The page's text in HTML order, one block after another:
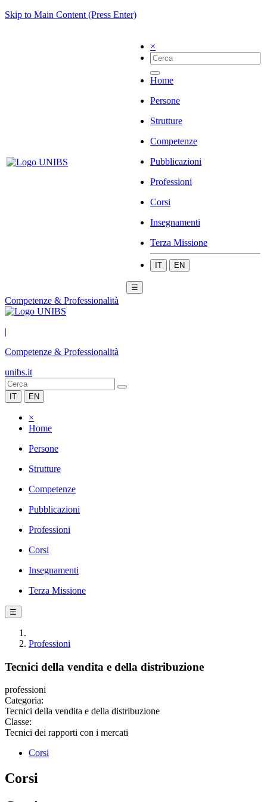
Skip to Main Content (Press Enter)
×
Home
Persone
Strutture
Competenze
Pubblicazioni
Professioni
Corsi
Insegnamenti
Terza Missione
IT EN
☰
Competenze & Professionalità
|
Competenze & Professionalità
unibs.it
IT EN
×
Home
Persone
Strutture
Competenze
Pubblicazioni
Professioni
Corsi
Insegnamenti
Terza Missione
☰
Professioni
Tecnici della vendita e della distribuzione
professioni
Categoria:
Tecnici della vendita e della distribuzione
Classe:
Tecnici dei rapporti con i mercati
Corsi
Corsi